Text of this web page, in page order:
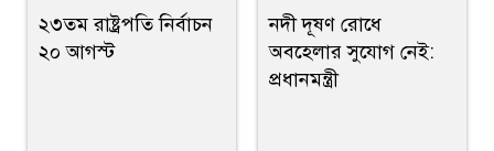
২৩তম রাষ্ট্রপতি নির্বাচন
২০ আগস্ট
নদী দূষণ রোধে
অবহেলার সুযোগ নেই:
প্রধানমন্ত্রী